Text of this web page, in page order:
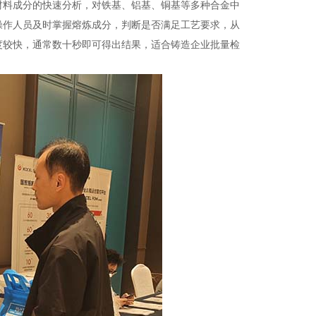
成分的快速分析，对铁基、铝基、铜基等多种合金中
人员及时掌握熔炼成分，判断是否满足工艺要求，从
快，通常数十秒即可得出结果，适合铸造企业批量检